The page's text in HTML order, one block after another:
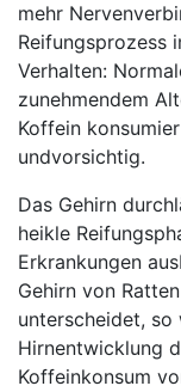
mehr
Reifungsprozess
Verhalten:
zunehmendem
Koffein
undvorsichtig.
Das Gehirn
heikle
Erkrankungen
Gehirn von
unterscheidet, so
Hirnentwicklung
Koffeinkonsum